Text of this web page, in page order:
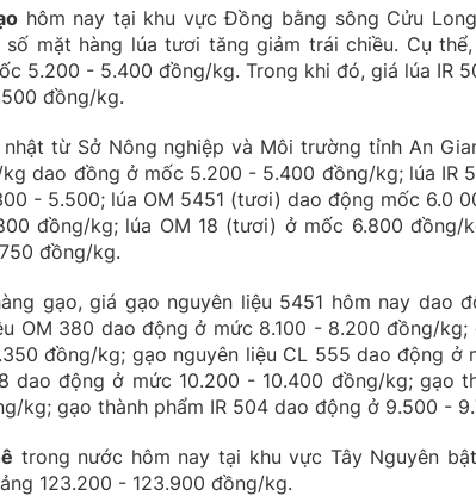
hôm nay tại khu vực Đồng bằng sông Cửu
mặt hàng lúa tươi tăng giảm trái chiều. Cụ
5.200 - 5.400 đồng/kg. Trong khi đó, giá lúa IR
đồng/kg.
từ Sở Nông nghiệp và Môi trường tỉnh An
kg dao đồng ở mốc 5.200 - 5.400 đồng/kg; lúa IR
- 5.500; lúa OM 5451 (tươi) dao động mốc 6.0
đồng/kg; lúa OM 18 (tươi) ở mốc 6.800 đồng/
đồng/kg.
gạo, giá gạo nguyên liệu 5451 hôm nay dao
OM 380 dao động ở mức 8.100 - 8.200 đồng/
đồng/kg; gạo nguyên liệu CL 555 dao động
dao động ở mức 10.200 - 10.400 đồng/kg; gạo
kg; gạo thành phẩm IR 504 dao động ở 9.500 -
trong nước hôm nay tại khu vực Tây Nguyên
123.200 - 123.900 đồng/kg.